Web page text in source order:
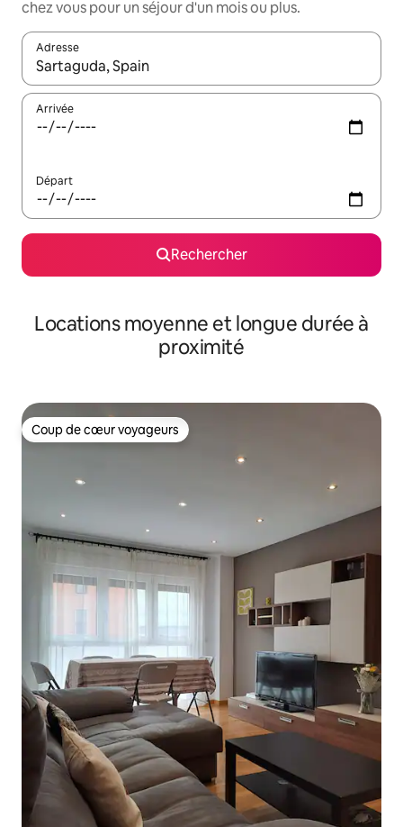
chez vous pour un séjour d'un mois ou plus.
Adresse
Lorsque les résultats s'affichent, utilisez les flèches vers le
Arrivée
Départ
Rechercher
Locations moyenne et longue durée à
proximité
Coup de cœur voyageurs
Coup de cœur voyageurs